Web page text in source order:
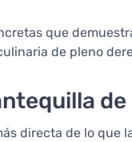
que
de pleno
directa de lo que